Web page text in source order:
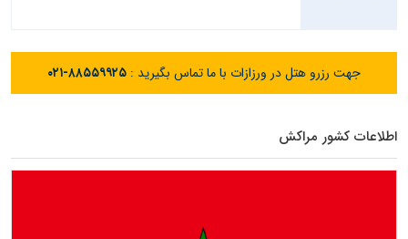
جهت رزرو هتل در ورزازات با ما تماس بگیرید : ۰۲۱-۸۸۵۵۹۹۲۵
اطلاعات کشور مراکش